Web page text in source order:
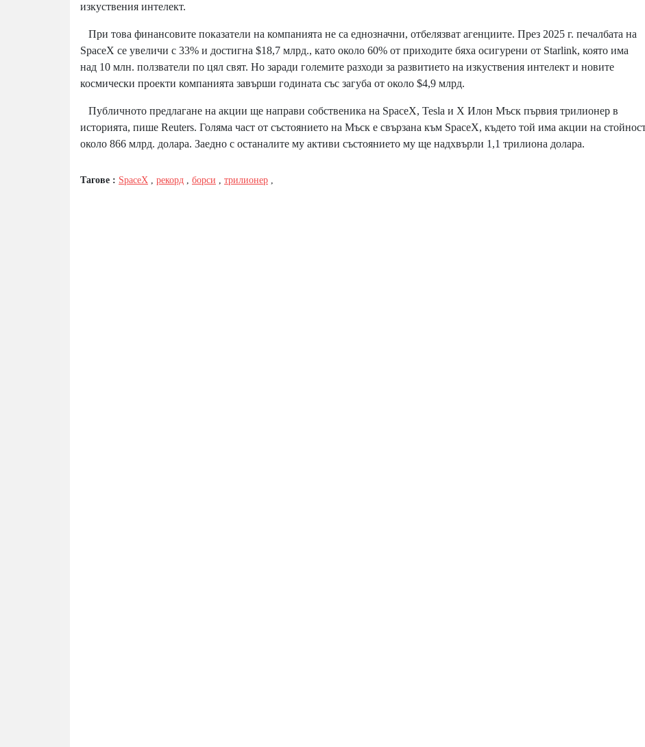
изкуствения интелект.
При това финансовите показатели на компанията не са еднозначни, отбелязват агенциите. През 2025 г. печалбата на
SpaceX се увеличи с 33% и достигна $18,7 млрд., като около 60% от приходите бяха осигурени от Starlink, която има
над 10 млн. ползватели по цял свят. Но заради големите разходи за развитието на изкуствения интелект и новите
космически проекти компанията завърши годината със загуба от около $4,9 млрд.
Публичното предлагане на акции ще направи собственика на SpaceX, Tesla и Х Илон Мъск първия трилионер в
историята, пише Reuters. Голяма част от състоянието на Мъск е свързана към SpaceX, където той има акции на
около 866 млрд. долара. Заедно с останалите му активи състоянието му ще надхвърли 1,1 трилиона долара.
Тагове : SpaceX , рекорд , борси , трилионер ,